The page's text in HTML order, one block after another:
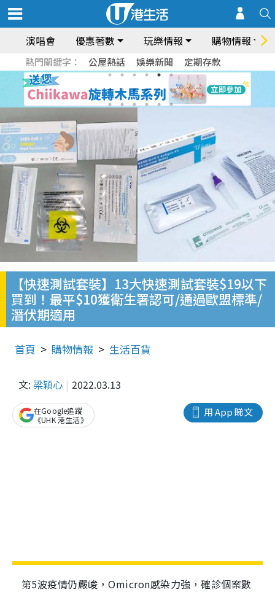
演唱會 優惠著數 玩樂情報 購物情報
熱門關鍵字： 公屋熱話 娛樂新聞 定期存款
【快速測試套裝】13大快速測試套裝$19以下
買到！最平$10獲衛生署認可/通過歐盟標準/
潛伏期適用
首頁 購物情報 生活百貨
文: 梁穎心 2022.03.13
用 App 睇文
在Google追蹤
《UHK 港生活》
第5波疫情仍嚴峻，Omicron感染力強，確診個案數